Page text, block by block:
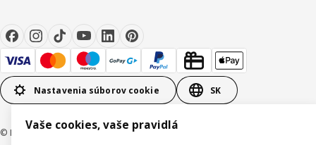
Nastavenia súborov cookie SK
© Inter IKEA Systems B.V. 1999-2026
Vaše cookies, vaše pravidlá